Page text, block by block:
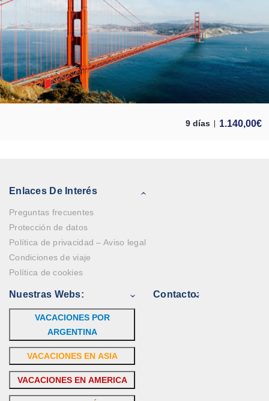
9 días 1.140,00€
Enlaces De Interés
Preguntas frecuentes
Protección de datos
Política de privacidad – Aviso legal
Condiciones de viaje
Política de cookies
Nuestras Webs:
VACACIONES POR
ARGENTINA
VACACIONES EN ASIA
VACACIONES EN AMERICA
Contacto: